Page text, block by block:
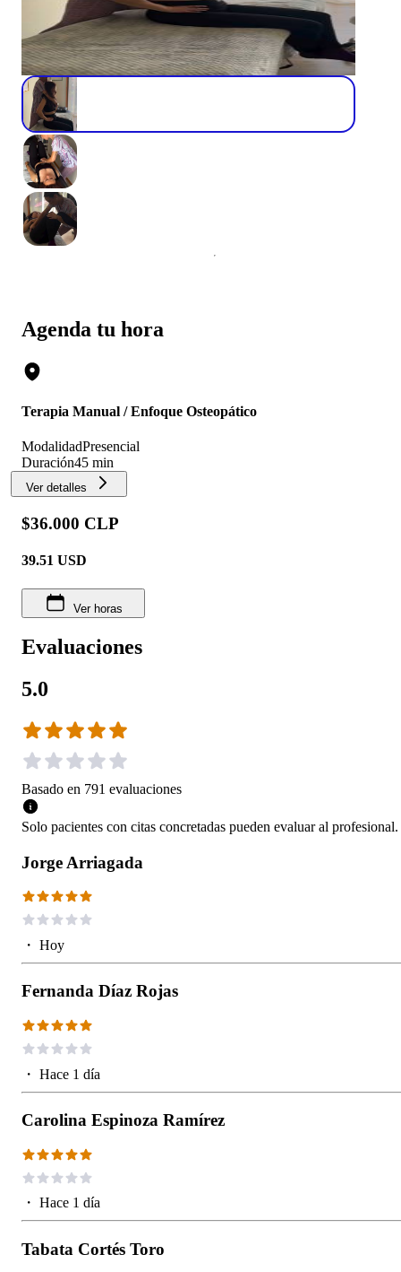
Agenda tu hora
Terapia Manual / Enfoque Osteopático
ModalidadPresencial
Duración45 min
Ver detalles
$36.000 CLP
39.51 USD
Ver horas
Evaluaciones
5.0
Basado en 791 evaluaciones
Solo pacientes con citas concretadas pueden evaluar al profesional.
Jorge Arriagada
・ Hoy
Fernanda Díaz Rojas
・ Hace 1 día
Carolina Espinoza Ramírez
・ Hace 1 día
Tabata Cortés Toro